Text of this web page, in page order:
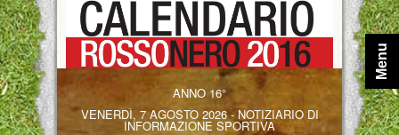
ANNO 16°
VENERDÌ, 7 AGOSTO 2026 - NOTIZIARIO DI
INFORMAZIONE SPORTIVA
Menu